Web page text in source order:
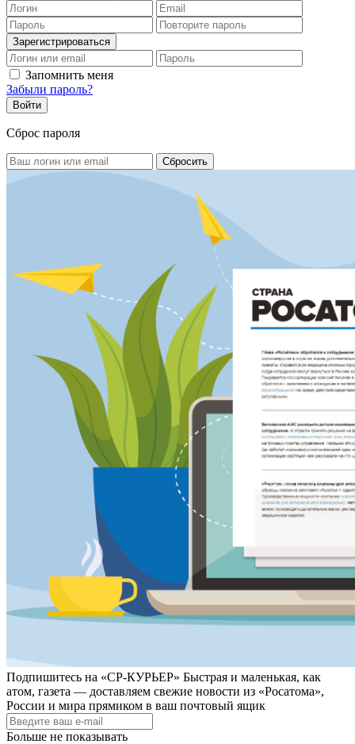
Запомнить меня
Забыли пароль?
Сброс пароля
Подпишитесь на «СР-КУРЬЕР» Быстрая и маленькая, как
атом, газета — доставляем свежие новости из «Росатома»,
России и мира прямиком в ваш почтовый ящик
Больше не показывать